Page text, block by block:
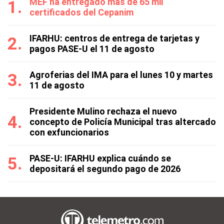
certificados del Cepanim
IFARHU: centros de entrega de tarjetas y
pagos PASE-U el 11 de agosto
Agroferias del IMA para el lunes 10 y martes
11 de agosto
Presidente Mulino rechaza el nuevo
concepto de Policía Municipal tras altercado
con exfuncionarios
PASE-U: IFARHU explica cuándo se
depositará el segundo pago de 2026